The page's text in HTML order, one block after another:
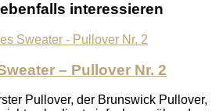
interessieren
– Pullover Nr. 2
Pullover, der Brunswick Pullover,